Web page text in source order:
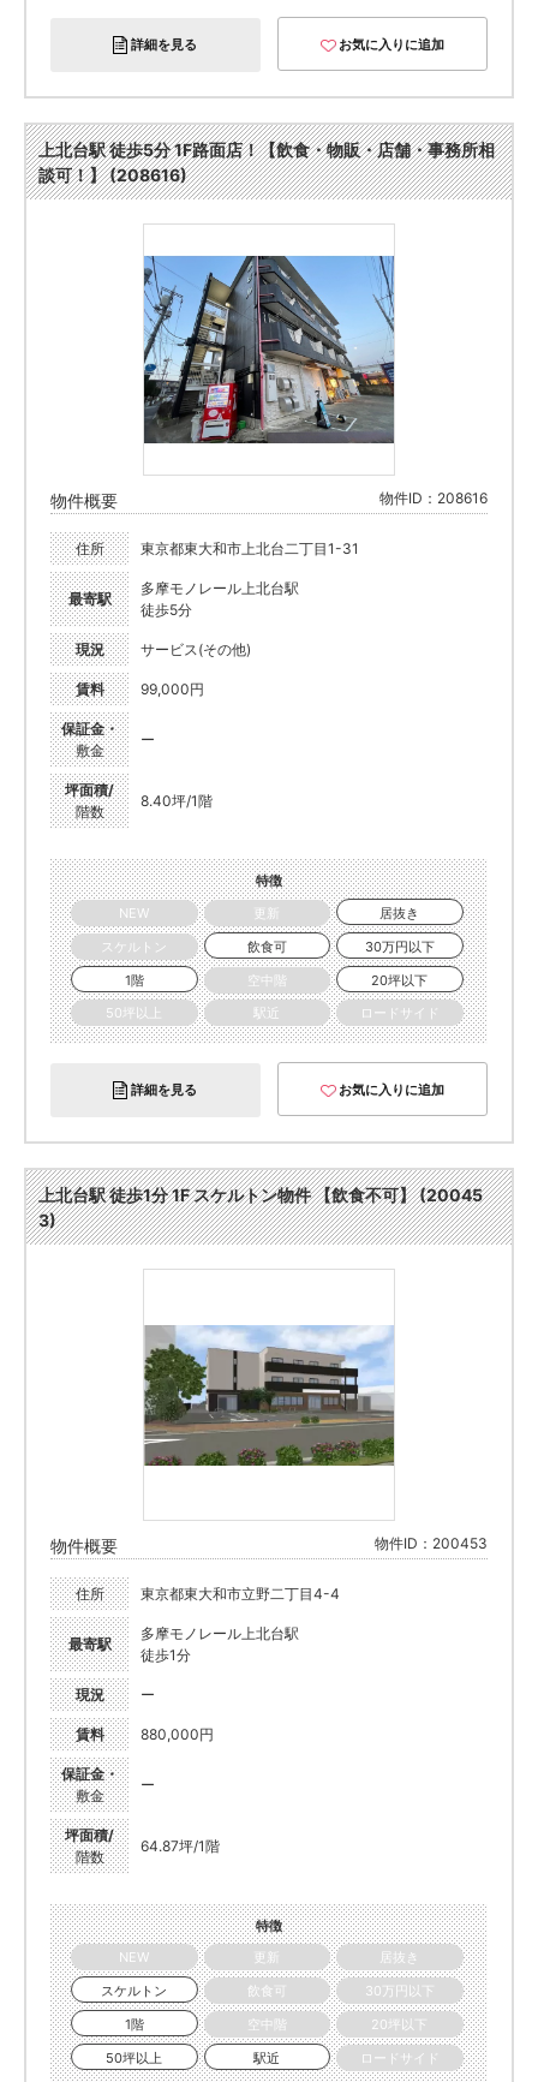
詳細を見る お気に入りに追加
上北台駅 徒歩5分 1F路面店！【飲食・物販・店舗・事務所相
談可！】 (208616)
物件概要 物件ID：208616
住所 東京都東大和市上北台二丁目1-31
最寄駅
多摩モノレール上北台駅
徒歩5分
現況 サービス(その他)
賃料 99,000円
保証金・
敷金
ー
坪面積/
階数
8.40坪/1階
特徴
NEW
更新
居抜き
スケルトン
飲食可
30万円以下
1階
空中階
20坪以下
50坪以上
駅近 ロードサイド
詳細を見る お気に入りに追加
上北台駅 徒歩1分 1F スケルトン物件 【飲食不可】 (20045
3)
物件概要 物件ID：200453
住所 東京都東大和市立野二丁目4-4
最寄駅
多摩モノレール上北台駅
徒歩1分
現況 ー
賃料 880,000円
保証金・
敷金
ー
坪面積/
階数
64.87坪/1階
特徴
NEW
更新
居抜き
スケルトン
飲食可
30万円以下
1階
空中階
20坪以下
50坪以上
駅近 ロードサイド